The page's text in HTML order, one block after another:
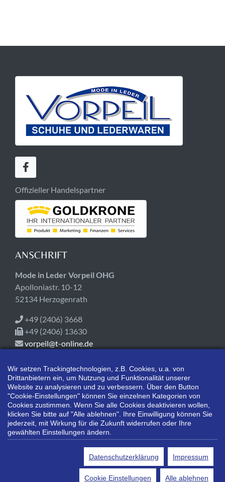
Offizieller Handelspartner
ANSCHRIFT
Mode in Leder Vorpeil OHG
Apolloniastr. 10-12
52134 Herzogenrath
+49 (2406) 3668
+49 (2406) 13630
vorpeil@t-online.de
ÖFFNUNGSZEITEN
Heute geschlossen!
Mo-Fr 09:00-18:00
Sa 10:00-14:00
Bei Preisen, die mit "UVP" gekennzeichnet sind, handelt es sich um
Wir setzen Trackingtechnologien, z.B. Cookies, u.a. von
Drittanbietern ein, um Nutzung und Funktionalität unserer
Website zu analysieren und zu verbessern. Über den Button
"Cookie-Einstellungen" können Sie einzelnen Kategorien von
Cookies zustimmen. Wenn Sie alle Cookies deaktivieren wollen,
klicken Sie bitte auf "Alle ablehnen". Ihre Einwilligung können Sie
jederzeit, mit Wirkung für die Zukunft widerrufen oder Ihre
gewählten Einstellungen ändern.
Datenschutzerklärung Impressum
Cookie Einstellungen Alle ablehnen